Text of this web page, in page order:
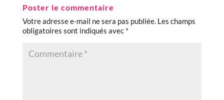
Poster le commentaire
Votre adresse e-mail ne sera pas publiée. Les champs
obligatoires sont indiqués avec *